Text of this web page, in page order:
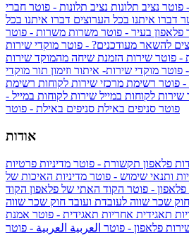
פוטר נציב תלונות נציב תלונות - פוטר חברי
דברו איתנו בכל הערוצים דברו איתנו בכל
פלאפון בעיר - פוטר משרות משרות - פוטר
להשאר מעודכנים? - פוטר מוקדי שירות
- פוטר שירות הזמנת שיחה מהמוקד שירות
פוטר מוקדי שירות- איתור וזימון תור מוקדי
- פוטר רשימת מרכזי שירות לקוחות רשימת
שירות לקוחות במייל שירות לקוחות במייל -
פוטר סניפים באילת סניפים באילת - פוטר
אודות
פלאפון תקשורת - פוטר מדיניות פרטיות
ותנאי שימוש - פוטר מדיניות האיכות של
- פוטר הקוד האתי של פלאפון הקוד
חוק שכר שווה לעובדת ועובד חוק שכר שווה
תאגידית אחריות תאגידית - פוטר אמנת
פלאפון - פוטר العربية العربية - פוטר